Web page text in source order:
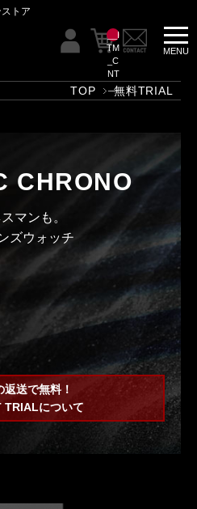
トア
__I
TM
_C
NT
__
TOP 無料TRIAL
CHRONO
マンも。
ズウォッチ
返送で無料！
TRIALについて